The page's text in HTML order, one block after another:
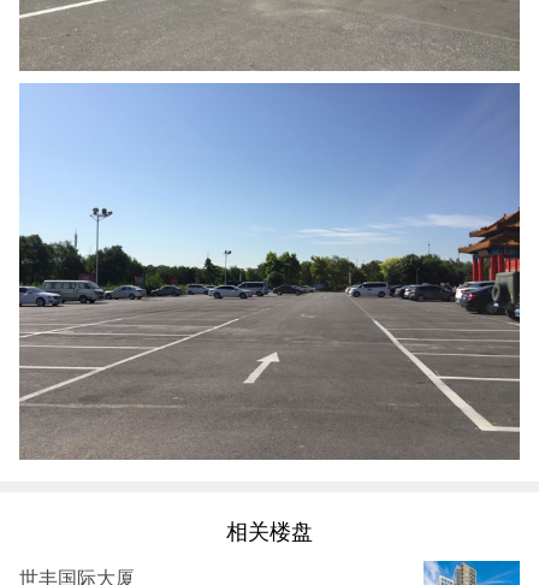
相关楼盘
世丰国际大厦